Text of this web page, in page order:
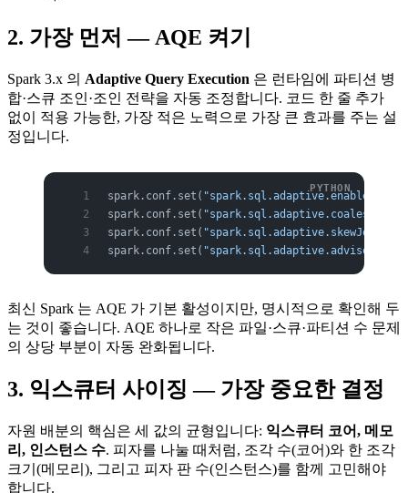
2. 가장 먼저 — AQE 켜기
Spark 3.x 의 Adaptive Query Execution 은 런타임에 파티션 병
합·스큐 조인·조인 전략을 자동 조정합니다. 코드 한 줄 추가
없이 적용 가능한, 가장 적은 노력으로 가장 큰 효과를 주는 설
정입니다.
spark.conf.set( "spark.sql.adaptive.enabled"
spark.conf.set(
spark.conf.set(
spark.conf.set(
최신 Spark 는 AQE 가 기본 활성이지만, 명시적으로 확인해 두
는 것이 좋습니다. AQE 하나로 작은 파일·스큐·파티션 수 문제
의 상당 부분이 자동 완화됩니다.
3. 익스큐터 사이징 — 가장 중요한 결정
자원 배분의 핵심은 세 값의 균형입니다: 익스큐터 코어, 메모
리, 인스턴스 수. 피자를 나눌 때처럼, 조각 수(코어)와 한 조각
크기(메모리), 그리고 피자 판 수(인스턴스)를 함께 고민해야
합니다.